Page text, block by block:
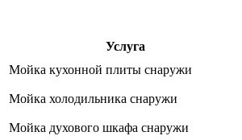
Услуга
Мойка кухонной плиты снаружи
Мойка холодильника снаружи
Мойка духового шкафа снаружи